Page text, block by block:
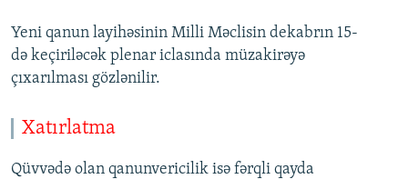
Yeni qanun layihəsinin Milli Məclisin dekabrın 15-
də keçiriləcək plenar iclasında müzakirəyə
çıxarılması gözlənilir.
Xatırlatma
Qüvvədə olan qanunvericilik isə fərqli qayda